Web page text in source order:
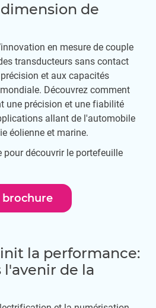
de
en mesure de couple
transducteurs sans contact
et aux capacités
Découvrez comment
une précision et une fiabilité
allant de l'automobile
éolienne et marine.
pour découvrir le portefeuille
brochure
la performance:
l'avenir de la